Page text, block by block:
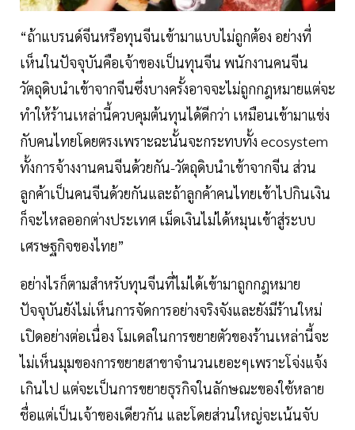
“ถ้าแบรนด์จีนหรือทุนจีนเข้ามาแบบไม่ถูกต้อง อย่างที่
เห็นในปัจจุบันคือเจ้าของเป็นทุนจีน พนักงานคนจีน
วัตถุดิบนำเข้าจากจีนซึ่งบางครั้งอาจจะไม่ถูกกฎหมายแต่จะ
ทำให้ร้านเหล่านี้ควบคุมต้นทุนได้ดีกว่า เหมือนเข้ามาแข่ง
กับคนไทยโดยตรงเพราะฉะนั้นจะกระทบทั้ง ecosystem
ทั้งการจ้างงานคนจีนด้วยกัน-วัตถุดิบนำเข้าจากจีน ส่วน
ลูกค้าเป็นคนจีนด้วยกันและถ้าลูกค้าคนไทยเข้าไปกินเงิน
ก็จะไหลออกต่างประเทศ เม็ดเงินไม่ได้หมุนเข้าสู่ระบบ
เศรษฐกิจของไทย”
อย่างไรก็ตามสำหรับทุนจีนที่ไม่ได้เข้ามาถูกกฎหมาย
ปัจจุบันยังไม่เห็นการจัดการอย่างจริงจังและยังมีร้านใหม่
เปิดอย่างต่อเนื่อง โมเดลในการขยายตัวของร้านเหล่านี้จะ
ไม่เห็นมุมของการขยายสาขาจำนวนเยอะๆเพราะโจ่งแจ้ง
เกินไป แต่จะเป็นการขยายธุรกิจในลักษณะของใช้หลาย
ชื่อแต่เป็นเจ้าของเดียวกัน และโดยส่วนใหญ่จะเน้นจับ